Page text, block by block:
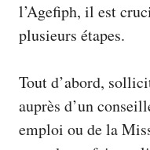
l’Agefiph, il est
plusieurs étapes.
Tout d’abord,
auprès d’un
emploi ou de la